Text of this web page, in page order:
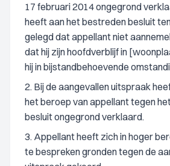
17 februari 2014 ongegrond
heeft aan het bestreden besluit
gelegd dat appellant niet
dat hij zijn hoofdverblijf in
hij in bijstandbehoevende
2. Bij de aangevallen uitspraak
het beroep van appellant tegen
besluit ongegrond verklaard.
3. Appellant heeft zich in hoger
te bespreken gronden tegen de